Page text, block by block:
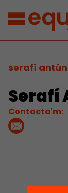
serafí
Serafí
Contacta'm: